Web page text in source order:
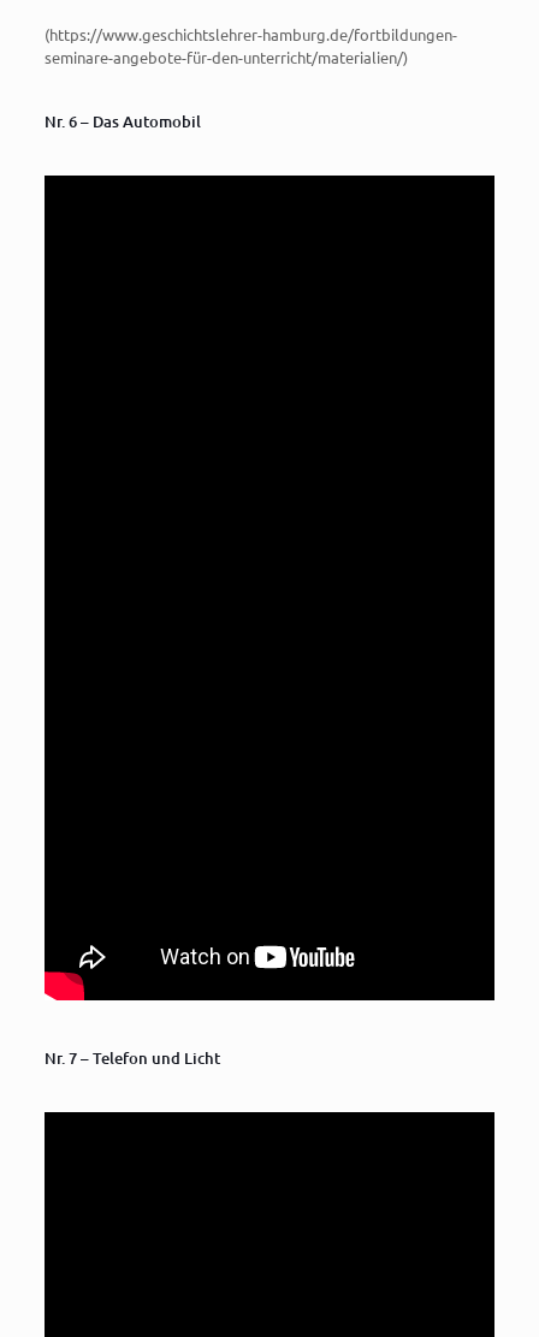
(https://www.geschichtslehrer-hamburg.de/fortbildungen-
seminare-angebote-für-den-unterricht/materialien/)
Nr. 6 – Das Automobil
Nr. 7 – Telefon und Licht